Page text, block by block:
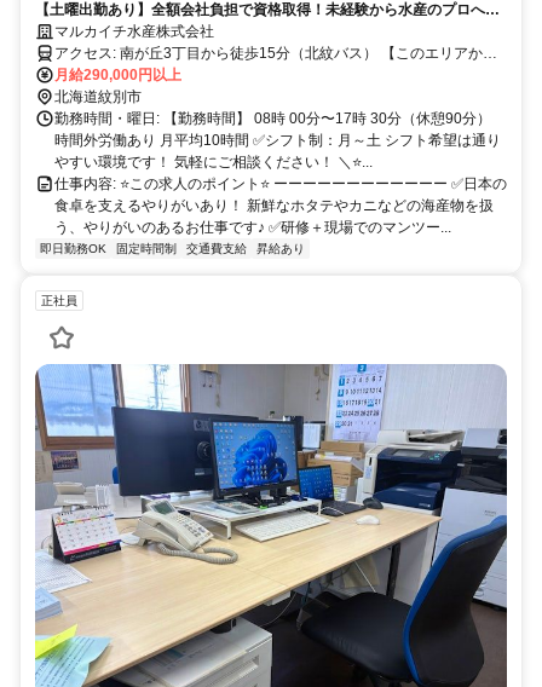
【土曜出勤あり】全額会社負担で資格取得！未経験から水産のプロへ◎
創業50年の安定企業で、一生モノの技術を
マルカイチ水産株式会社
アクセス: 南が丘3丁目から徒歩15分（北紋バス） 【このエリアから
でも通勤できます】 北見市、旭川市、名寄市
月給290,000円以上
北海道紋別市
勤務時間・曜日: 【勤務時間】 08時 00分〜17時 30分（休憩90分）
時間外労働あり 月平均10時間 ✅シフト制：月～土 シフト希望は通り
やすい環境です！ 気軽にご相談ください！ ＼⭐️...
仕事内容: ⭐️この求人のポイント⭐️ ーーーーーーーーーーーー ✅️日本の
食卓を支えるやりがいあり！ 新鮮なホタテやカニなどの海産物を扱
う、やりがいのあるお仕事です♪ ✅️研修＋現場でのマンツー...
即日勤務OK 固定時間制 交通費支給 昇給あり
正社員